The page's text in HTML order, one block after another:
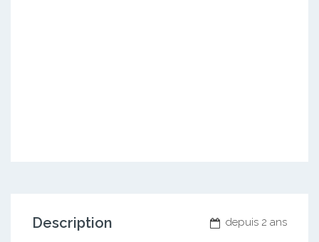
depuis 2 ans
Description